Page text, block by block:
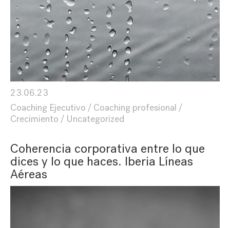
23.06.23
Coaching Ejecutivo
Coaching profesional
Crecimiento
Uncategorized
Coherencia corporativa entre lo que
dices y lo que haces. Iberia Líneas
Aéreas